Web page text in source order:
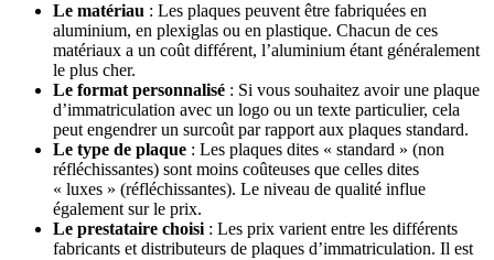
Le matériau : Les plaques peuvent être fabriquées en
aluminium, en plexiglas ou en plastique. Chacun de ces
matériaux a un coût différent, l’aluminium étant généralement
le plus cher.
Le format personnalisé : Si vous souhaitez avoir une plaque
d’immatriculation avec un logo ou un texte particulier, cela
peut engendrer un surcoût par rapport aux plaques standard.
Le type de plaque : Les plaques dites « standard » (non
réfléchissantes) sont moins coûteuses que celles dites
« luxes » (réfléchissantes). Le niveau de qualité influe
également sur le prix.
Le prestataire choisi : Les prix varient entre les différents
fabricants et distributeurs de plaques d’immatriculation. Il est